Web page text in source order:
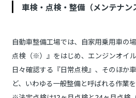
車検・点検・整備（メンテナン
自動車整備工場では、自家用乗用車の
点検（※）』をはじめ、エンジンオイ
日々確認する『日常点検』、そのほか
ど、いわゆる一般整備と呼ばれる作業を